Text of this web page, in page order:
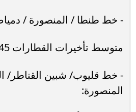
- خط طنطا / المنصورة /
متوسط تأخيرات القطارات 45 دقيقة.
- خط قليوب/ شبين القناطر/
المنصورة: